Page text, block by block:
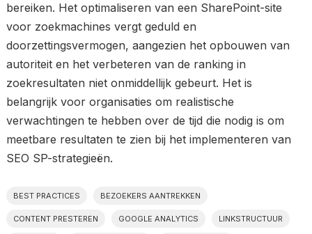
bereiken. Het optimaliseren van een SharePoint-site
voor zoekmachines vergt geduld en
doorzettingsvermogen, aangezien het opbouwen van
autoriteit en het verbeteren van de ranking in
zoekresultaten niet onmiddellijk gebeurt. Het is
belangrijk voor organisaties om realistische
verwachtingen te hebben over de tijd die nodig is om
meetbare resultaten te zien bij het implementeren van
SEO SP-strategieën.
BEST PRACTICES BEZOEKERS AANTREKKEN
CONTENT PRESTEREN GOOGLE ANALYTICS LINKSTRUCTUUR